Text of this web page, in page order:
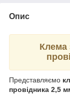
Опис
Клема
Представляємо
провідника 2,5